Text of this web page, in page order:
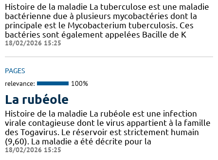
Histoire de la maladie La tuberculose est une maladie
bactérienne due à plusieurs mycobactéries dont la
principale est le Mycobacterium tuberculosis. Ces
bactéries sont également appelées Bacille de K
18/02/2026 15:25
PAGES
relevance: 100%
La rubéole
Histoire de la maladie La rubéole est une infection
virale contagieuse dont le virus appartient à la famille
des Togavirus. Le réservoir est strictement humain
(9,60). La maladie a été décrite pour la
18/02/2026 15:25